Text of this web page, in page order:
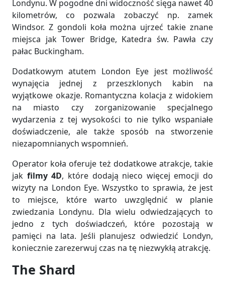
Londynu. W pogodne dni widoczność sięga nawet 40
kilometrów, co pozwala zobaczyć np. zamek
Windsor. Z gondoli koła można ujrzeć takie znane
miejsca jak Tower Bridge, Katedra św. Pawła czy
pałac Buckingham.
Dodatkowym atutem London Eye jest możliwość
wynajęcia jednej z przeszklonych kabin na
wyjątkowe okazje. Romantyczna kolacja z widokiem
na miasto czy zorganizowanie specjalnego
wydarzenia z tej wysokości to nie tylko wspaniałe
doświadczenie, ale także sposób na stworzenie
niezapomnianych wspomnień.
Operator koła oferuje też dodatkowe atrakcje, takie
jak filmy 4D, które dodają nieco więcej emocji do
wizyty na London Eye. Wszystko to sprawia, że jest
to miejsce, które warto uwzględnić w planie
zwiedzania Londynu. Dla wielu odwiedzających to
jedno z tych doświadczeń, które pozostają w
pamięci na lata. Jeśli planujesz odwiedzić Londyn,
koniecznie zarezerwuj czas na tę niezwykłą atrakcję.
The Shard